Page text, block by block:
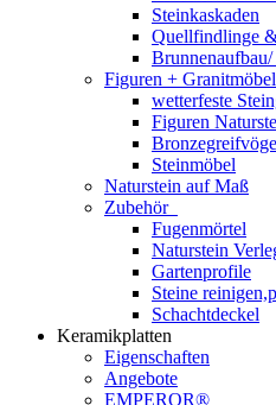
Steinkaskaden
Quellfindlinge
Figuren + Granitmöbel
wetterfeste
Figuren
Steinmöbel
Naturstein auf Maß
Zubehör
Fugenmörtel
Naturstein
Gartenprofile
Steine
Schachtdeckel
Keramikplatten
Eigenschaften
Angebote
EMPEROR®